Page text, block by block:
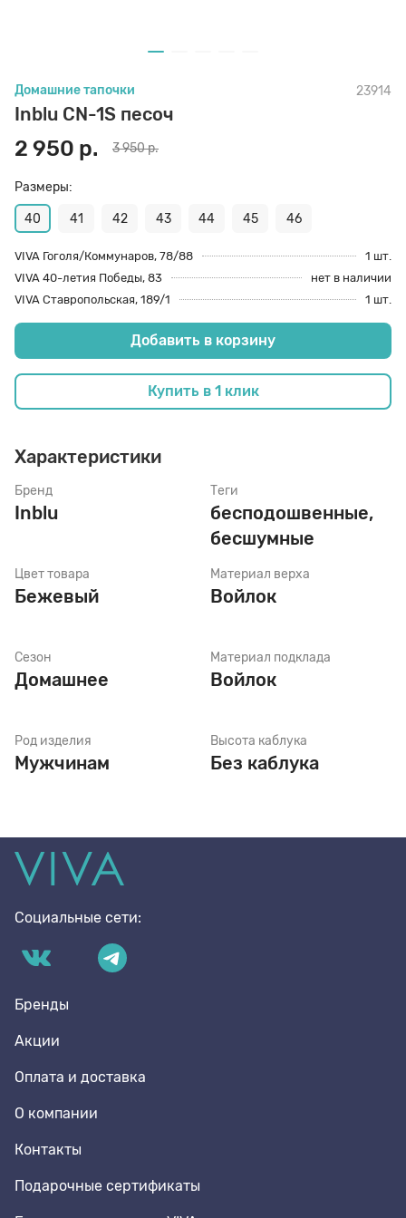
Домашние тапочки 23914
Inblu CN-1S песоч
2 950 р. 3 950 р.
Размеры:
40 41 42 43 44 45 46
VIVA Гоголя/Коммунаров, 78/88
1 шт.
VIVA 40-летия Победы, 83
нет в наличии
VIVA Ставропольская, 189/1
1 шт.
Добавить в корзину
Купить в 1 клик
Характеристики
Бренд
Inblu
Цвет товара
Бежевый
Сезон
Домашнее
Род изделия
Мужчинам
Теги
бесподошвенные,
бесшумные
Материал верха
Войлок
Материал подклада
Войлок
Высота каблука
Без каблука
Социальные сети:
Бренды
Акции
Оплата и доставка
О компании
Контакты
Подарочные сертификаты
8 den
Полустельки
Пропитка
Пяткоудерживатели
Растяжитель и Очиститель
Салфетки
Стельки
Щетки